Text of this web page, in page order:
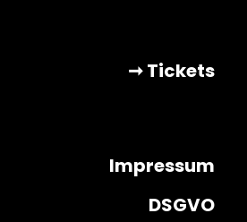
➞ Tickets
Impressum
DSGVO